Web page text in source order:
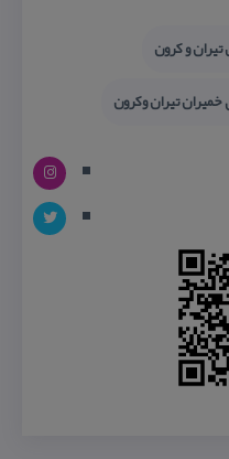
و كرون
خمیران تیران وكرون